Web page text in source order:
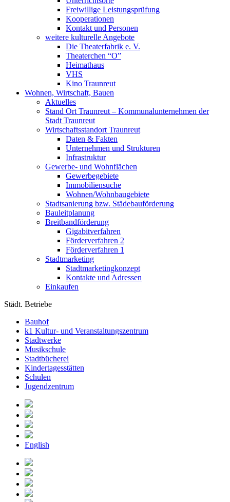
Freiwillige Leistungsprüfung
Kooperationen
Kontakt und Personen
weitere kulturelle Angebote
Die Theaterfabrik e. V.
Theaterchen “O”
Heimathaus
VHS
Kino Traunreut
Wohnen, Wirtschaft, Bauen
Aktuelles
Stand Ort Traunreut – Kommunalunternehmen der
Stadt Traunreut
Wirtschaftsstandort Traunreut
Daten & Fakten
Unternehmen und Strukturen
Infrastruktur
Gewerbe- und Wohnflächen
Gewerbegebiete
Immobiliensuche
Wohnen/Wohnbaugebiete
Stadtsanierung bzw. Städebauförderung
Bauleitplanung
Breitbandförderung
Gigabitverfahren
Förderverfahren 2
Förderverfahren 1
Stadtmarketing
Stadtmarketingkonzept
Kontakte und Adressen
Einkaufen
Städt. Betriebe
Bauhof
k1 Kultur- und Veranstaltungszentrum
Stadtwerke
Musikschule
Stadtbücherei
Kindertagesstätten
Schulen
Jugendzentrum
English